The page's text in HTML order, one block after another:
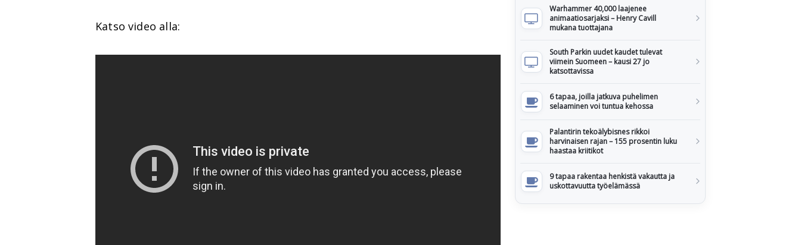
Katso video alla:
Warhammer 40,000 laajenee
animaatiosarjaksi – Henry Cavill
mukana tuottajana
South Parkin uudet kaudet tulevat
viimein Suomeen – kausi 27 jo
katsottavissa
6 tapaa, joilla jatkuva puhelimen
selaaminen voi tuntua kehossa
Palantirin tekoälybisnes rikkoi
harvinaisen rajan – 155 prosentin luku
haastaa kriitikot
9 tapaa rakentaa henkistä vakautta ja
uskottavuutta työelämässä